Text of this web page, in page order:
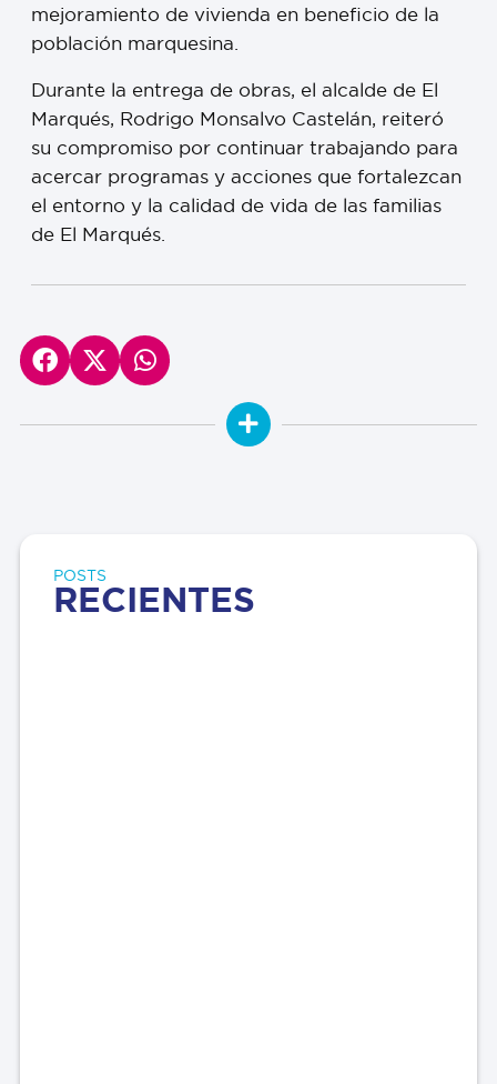
mejoramiento de vivienda en beneficio de la
población marquesina.
Durante la entrega de obras, el alcalde de El
Marqués, Rodrigo Monsalvo Castelán, reiteró
su compromiso por continuar trabajando para
acercar programas y acciones que fortalezcan
el entorno y la calidad de vida de las familias
de El Marqués.
POSTS
RECIENTES